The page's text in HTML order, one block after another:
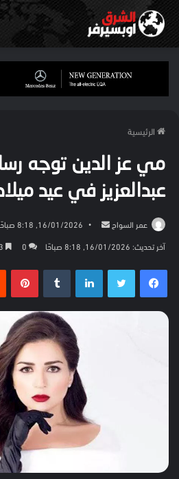
الرئيسية
مي عز الدين توجه
عبدالعزيز في عيد
عمر السواح
أرسل 16/01/2026, 8:18 صباحًا
آخر تحديث: 16/01/2026, 8:18 صباحًا
0
فيسبوكتويتر لينكدإن